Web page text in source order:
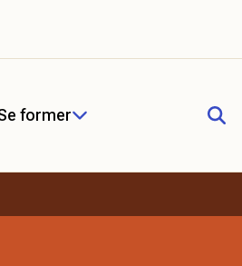
former